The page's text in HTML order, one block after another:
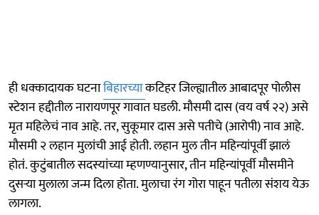
ही धक्कादायक घटनाबिहारच्याकटिहर जिल्ह्यातील आबादपूर पोलीस
स्टेशन हद्दीतील नारायणपूर गावात घडली. मौसमी दास (वय वर्ष २२) असे
मृत महिलेचं नाव आहे. तर, सुकूमार दास असे पतीचे (आरोपी) नाव आहे.
मौसमी २ लहान मुलांची आई होती. लहान मुल तीन महिन्यांपूर्वी झालं
होतं. कुटुंबातील सदस्यांच्या म्हणण्यानुसार, तीन महिन्यांपूर्वी मौसमीने
दुसऱ्या मुलाला जन्म दिला होता. मुलाचा रंग गोरा पाहून पतीला संशय येऊ
लागला.